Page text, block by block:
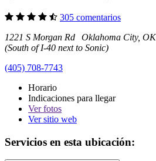
305 comentarios
1221 S Morgan Rd Oklahoma City,
(South of I-40 next to Sonic)
(405) 708-7743
Horario
Indicaciones para llegar
Verfotos
Ver sitio web
Servicios en esta ubicación: